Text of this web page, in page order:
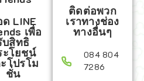
LINE
เพื่อ
บสิทธิ
ะโยชน์
โปรโม
ชั่น
ติดต่อพวก
เราทางช่อง
ทางอื่นๆ
084 804
7286